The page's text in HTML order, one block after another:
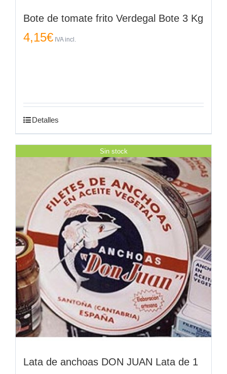
Bote de tomate frito Verdegal Bote 3 Kg
4,15€ IVA incl.
Detalles
Sin stock
Lata de anchoas DON JUAN Lata de 1